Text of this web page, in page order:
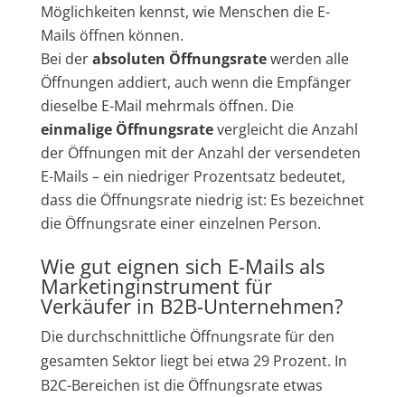
Möglichkeiten kennst, wie Menschen die E-
Mails öffnen können.
Bei derabsoluten Öffnungsratewerden alle
Öffnungen addiert, auch wenn die Empfänger
dieselbe E-Mail mehrmals öffnen. Die
einmalige Öffnungsratevergleicht die Anzahl
der Öffnungen mit der Anzahl der versendeten
E-Mails – ein niedriger Prozentsatz bedeutet,
dass die Öffnungsrate niedrig ist: Es bezeichnet
die Öffnungsrate einer einzelnen Person.
Wie gut eignen sich E-Mails als
Marketinginstrument für
Verkäufer in B2B-Unternehmen?
Die durchschnittliche Öffnungsrate für den
gesamten Sektor liegt bei etwa 29 Prozent. In
B2C-Bereichen ist die Öffnungsrate etwas